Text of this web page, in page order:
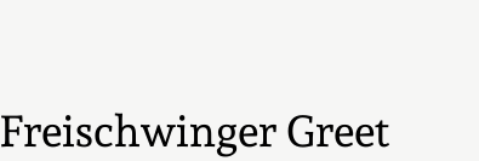
Freischwinger Greet